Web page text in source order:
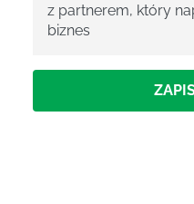
z partnerem, który
biznes